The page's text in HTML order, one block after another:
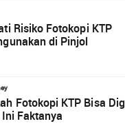
Risiko Fotokopi KTP
di Pinjol
Fotokopi KTP Bisa
Faktanya